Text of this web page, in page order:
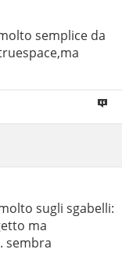
semplice da
sugli sgabelli:
ma
sembra